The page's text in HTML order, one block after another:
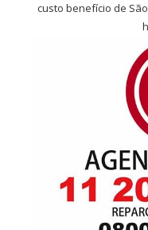
custo benefício de